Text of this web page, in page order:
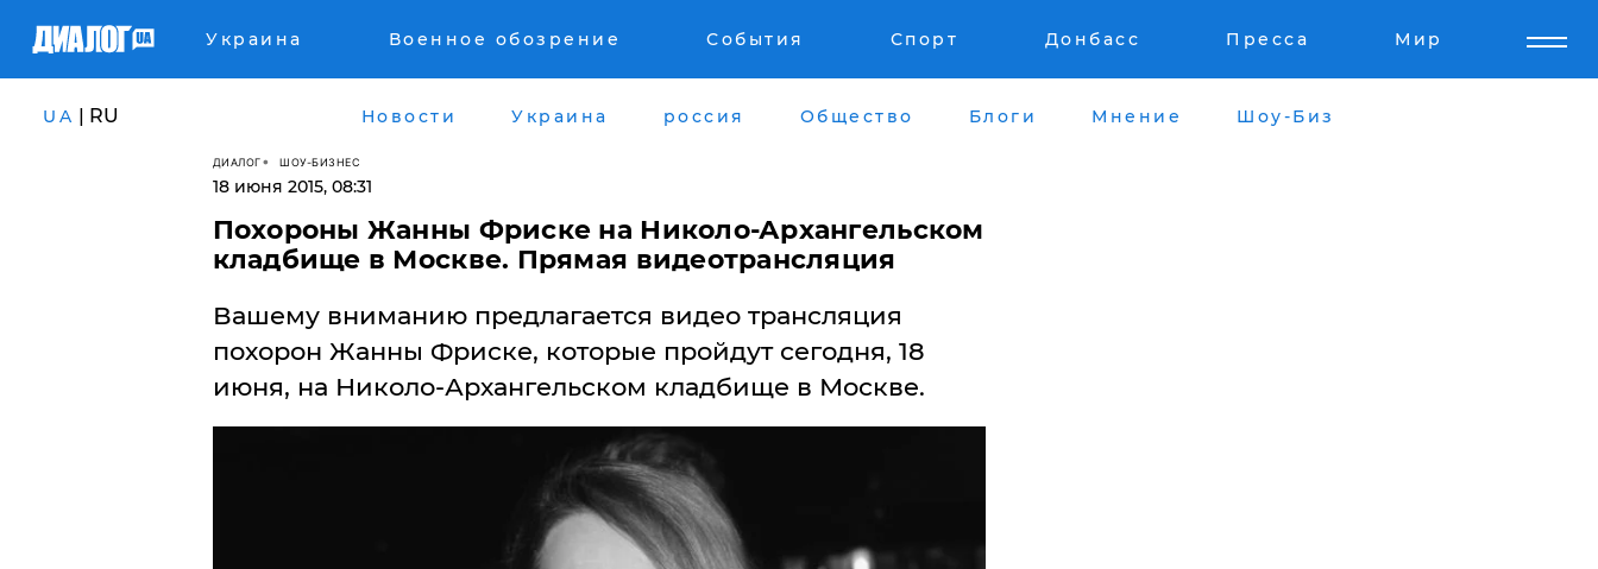
Украина Военное обозрение События Спорт Донбасс Пресса Мир
UA | RU Новости Украина россия Общество Блоги Мнение Шоу-Биз
ДИАЛОГ ШОУ-БИЗНЕС
18 июня 2015, 08:31
Похороны Жанны Фриске на Николо-Архангельском
кладбище в Москве. Прямая видеотрансляция
Вашему вниманию предлагается видео трансляция
похорон Жанны Фриске, которые пройдут сегодня, 18
июня, на Николо-Архангельском кладбище в Москве.